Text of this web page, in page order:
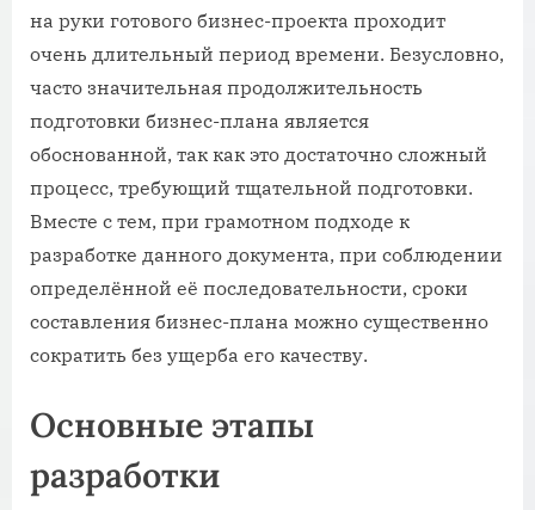
на руки готового бизнес-проекта проходит
очень длительный период времени. Безусловно,
часто значительная продолжительность
подготовки бизнес-плана является
обоснованной, так как это достаточно сложный
процесс, требующий тщательной подготовки.
Вместе с тем, при грамотном подходе к
разработке данного документа, при соблюдении
определённой её последовательности, сроки
составления бизнес-плана можно существенно
сократить без ущерба его качеству.
Основные этапы
разработки